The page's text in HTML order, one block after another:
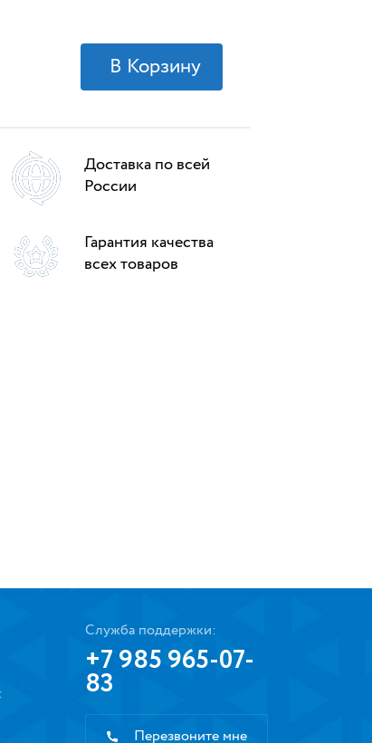
Доставка по всей
России
Гарантия качества
всех товаров
Служба поддержки:
+7 985 965-07-
83
Перезвоните мне